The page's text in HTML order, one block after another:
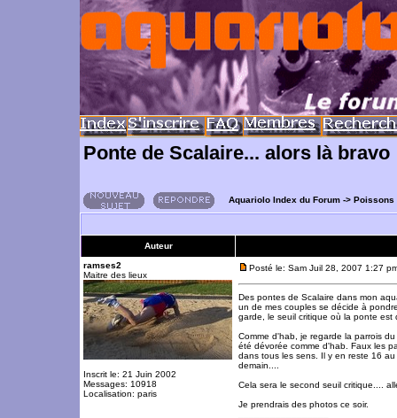
Ponte de Scalaire... alors là bravo
Aquariolo Index du Forum -> Poissons
Auteur
ramses2
Maitre des lieux
Inscrit le: 21 Juin 2002
Messages: 10918
Localisation: paris
Posté le: Sam Juil 28, 2007 1:27
Des pontes de Scalaire dans mon
un de mes couples se décide à
garde, le seuil critique où la ponte
Comme d'hab, je regarde la parrois
été dévorée comme d'hab. Faux les
dans tous les sens. Il y en reste 16
demain....
Cela sera le second seuil critique....
Je prendrais des photos ce soir.